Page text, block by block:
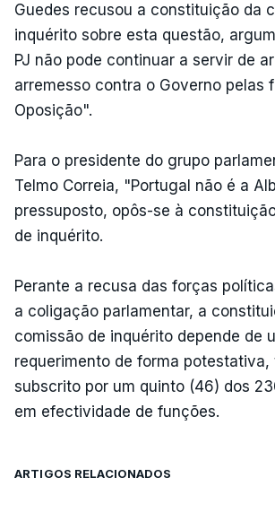
Guedes recusou a constituição da
inquérito sobre esta questão,
PJ não pode continuar a servir de
arremesso contra o Governo pelas
Oposição".
Para o presidente do grupo
Telmo Correia, "Portugal não é a
pressuposto, opôs-se à
de inquérito.
Perante a recusa das forças
a coligação parlamentar, a
comissão de inquérito depende de
requerimento de forma potestativa,
subscrito por um quinto (46) dos
em efectividade de funções.
ARTIGOS RELACIONADOS